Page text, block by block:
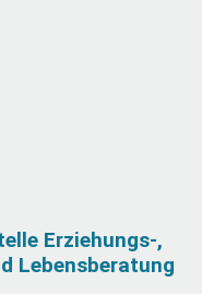
Erziehungs-,
Lebensberatung